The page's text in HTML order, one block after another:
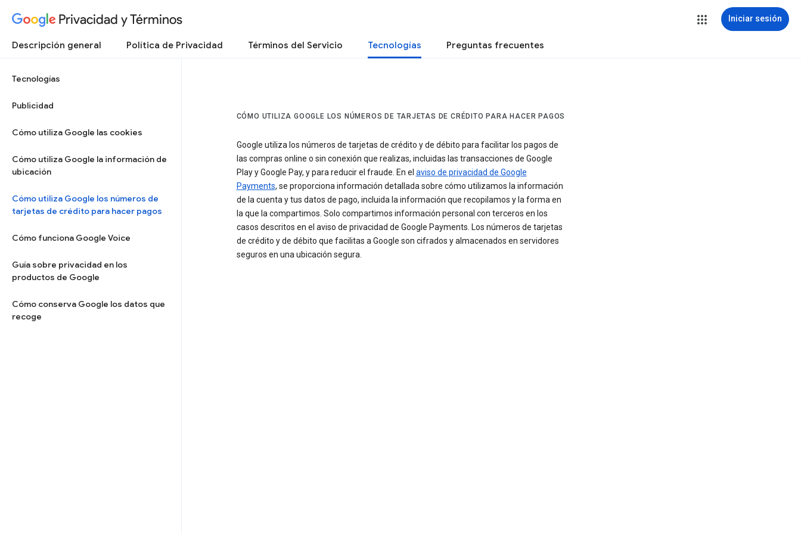
Privacidad y Términos Iniciar sesión
Descripción general Política de Privacidad Términos del Servicio Tecnologías Preguntas frecuentes
Tecnologías
Publicidad
Cómo utiliza Google las cookies
Cómo utiliza Google la información de
ubicación
Cómo utiliza Google los números de
tarjetas de crédito para hacer pagos
Cómo funciona Google Voice
Guía sobre privacidad en los
productos de Google
Cómo conserva Google los datos que
recoge
CÓMO UTILIZA GOOGLE LOS NÚMEROS DE TARJETAS DE CRÉDITO PARA HACER PAGOS
Google utiliza los números de tarjetas de crédito y de débito para facilitar los pagos de
las compras online o sin conexión que realizas, incluidas las transacciones de Google
Play y Google Pay, y para reducir el fraude. En el aviso de privacidad de Google
Payments, se proporciona información detallada sobre cómo utilizamos la información
de la cuenta y tus datos de pago, incluida la información que recopilamos y la forma en
la que la compartimos. Solo compartimos información personal con terceros en los
casos descritos en el aviso de privacidad de Google Payments. Los números de tarjetas
de crédito y de débito que facilitas a Google son cifrados y almacenados en servidores
seguros en una ubicación segura.